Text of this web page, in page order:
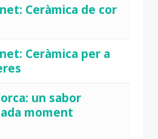
Ceràmica de cor
Ceràmica per a
un sabor
moment